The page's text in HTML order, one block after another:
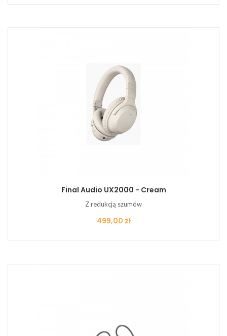
Final Audio UX2000 - Cream
Z redukcją szumów
Cena
499,00 zł